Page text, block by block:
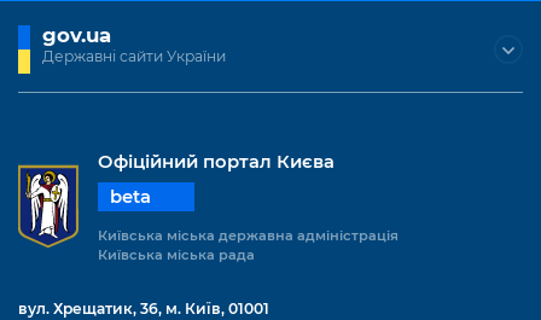
Підприємства, установи, організації
Kyiv International Relations
Гендерна політика
Безбар'єрність
Київська міська військова адміністрація
Портал Захисників та Захисниць
Безбар'єрність
Міський застосунок Київ Цифровий
Важливе під час воєнного стану
Важливе під час воєнного стану
gov.ua
Державні сайти України
Офіційний портал Києва
beta
Київська міська державна адміністрація
Київська міська рада
вул. Хрещатик, 36, м. Київ, 01001